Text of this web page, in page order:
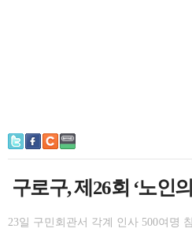
구로구, 제26회 ‘노인
23일 구민회관서 각계 인사 500여명